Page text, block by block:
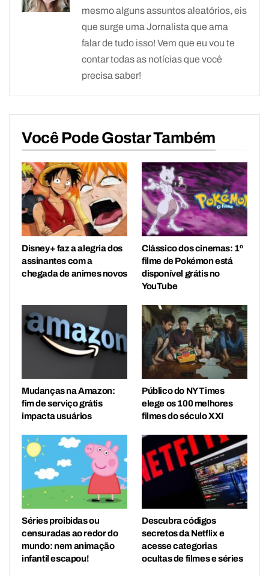
mesmo alguns assuntos aleatórios, eis
que surge uma Jornalista que ama
falar de tudo isso! Vem que eu vou te
contar todas as notícias que você
precisa saber!
Você Pode Gostar Também
Disney+ faz a alegria dos
assinantes com a
chegada de animes novos
Clássico dos cinemas: 1º
filme de Pokémon está
disponível grátis no
YouTube
Mudanças na Amazon:
fim de serviço grátis
impacta usuários
Público do NY Times
elege os 100 melhores
filmes do século XXI
Séries proibidas ou
censuradas ao redor do
mundo: nem animação
infantil escapou!
Descubra códigos
secretos da Netflix e
acesse categorias
ocultas de filmes e séries